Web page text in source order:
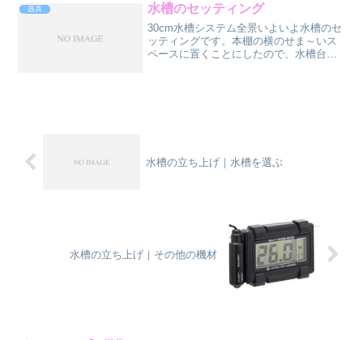
器具 水槽のセッティング
30cm水槽システム全景いよいよ水槽のセ
ッティングです。本棚の横のせま～いス
ペースに置くことにしたので、水槽台は
水槽の立ち上げ｜水槽を選ぶ
水槽の立ち上げ｜その他の機材